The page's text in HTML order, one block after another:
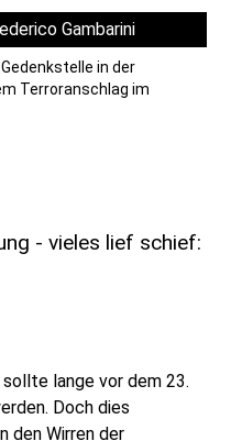
Gambarini
in der
Terroranschlag im
- vieles lief schief:
lange vor dem 23.
Doch dies
den Wirren der